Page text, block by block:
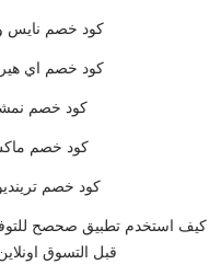
كود خصم نايس
كود خصم اي
كود خصم
كود خصم
كود خصم
كيف استخدم تطبيق صحصح
قبل التسوق